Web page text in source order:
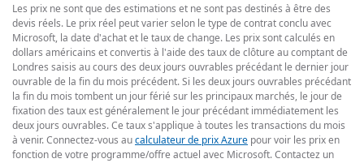
Les prix ne sont que des estimations et ne sont pas destinés à être des
devis réels. Le prix réel peut varier selon le type de contrat conclu avec
Microsoft, la date d'achat et le taux de change. Les prix sont calculés en
dollars américains et convertis à l'aide des taux de clôture au comptant de
Londres saisis au cours des deux jours ouvrables précédant le dernier jour
ouvrable de la fin du mois précédent. Si les deux jours ouvrables précédant
la fin du mois tombent un jour férié sur les principaux marchés, le jour de
fixation des taux est généralement le jour précédant immédiatement les
deux jours ouvrables. Ce taux s'applique à toutes les transactions du mois
à venir. Connectez-vous aucalculateur de prix Azure pour voir les prix en
fonction de votre programme/offre actuel avec Microsoft. Contactez un